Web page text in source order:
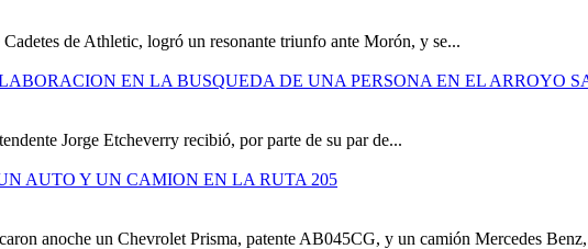
de Athletic, logró un resonante triunfo ante Morón, y se...
EN LA BUSQUEDA DE UNA PERSONA EN EL ARROYO
Jorge Etcheverry recibió, por parte de su par de...
AUTO Y UN CAMION EN LA RUTA 205
anoche un Chevrolet Prisma, patente AB045CG, y un camión Mercedes